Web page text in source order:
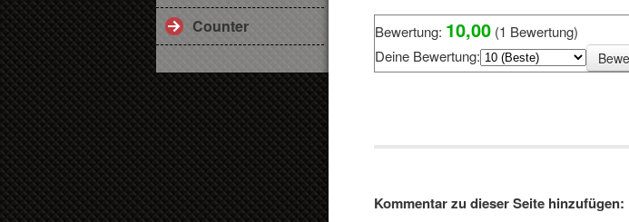
Counter
Bewertung: 10,00 (1 Bewertung)
Deine Bewertung:
Kommentar zu dieser Seite hinzufügen: